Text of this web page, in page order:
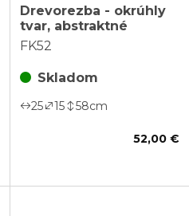
Drevorezba - okrúhly
tvar, abstraktné
FK52
Skladom
25 15 58cm
52,00 €